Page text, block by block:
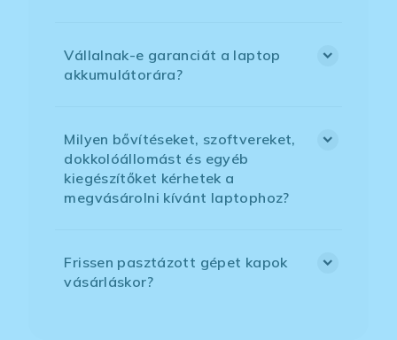
Vállalnak-e garanciát a laptop
akkumulátorára?
Milyen bővítéseket, szoftvereket,
dokkolóállomást és egyéb
kiegészítőket kérhetek a
megvásárolni kívánt laptophoz?
Frissen pasztázott gépet kapok
vásárláskor?